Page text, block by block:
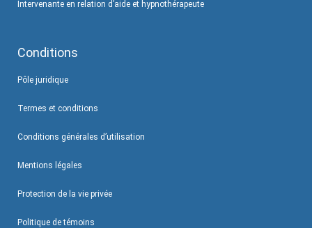
Intervenante en relation d’aide et hypnothérapeute
Conditions
Pôle juridique
Termes et conditions
Conditions générales d’utilisation
Mentions légales
Protection de la vie privée
Politique de témoins